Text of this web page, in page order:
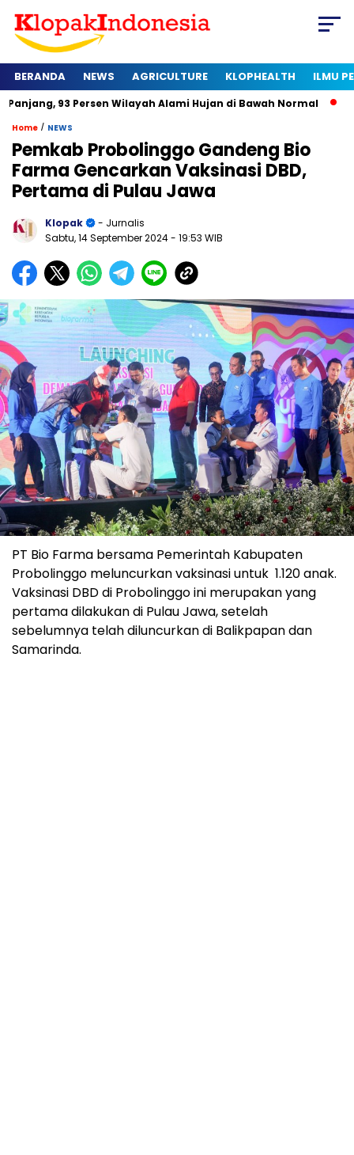
BERANDA NEWS AGRICULTURE KLOPHEALTH ILMU
Persen Wilayah Alami Hujan di Bawah Normal Kapan
Home / NEWS
Pemkab Probolinggo Gandeng Bio
Farma Gencarkan Vaksinasi DBD,
Pertama di Pulau Jawa
Klopak
- Jurnalis
Sabtu, 14 September 2024- 19:53 WIB
PT Bio Farma bersama Pemerintah Kabupaten
Probolinggo meluncurkan vaksinasi untuk 1.120 anak.
Vaksinasi DBD di Probolinggo ini merupakan yang
pertama dilakukan di Pulau Jawa, setelah
sebelumnya telah diluncurkan di Balikpapan dan
Samarinda.